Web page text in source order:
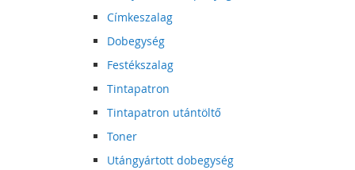
Címkeszalag
Dobegység
Festékszalag
Tintapatron
Tintapatron utántöltő
Toner
Utángyártott dobegység